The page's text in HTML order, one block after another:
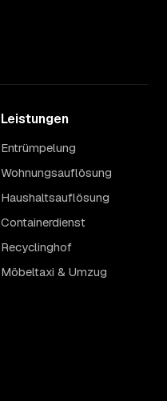
Leistungen
Entrümpelung
Wohnungsauflösung
Haushaltsauflösung
Containerdienst
Recyclinghof
Möbeltaxi & Umzug